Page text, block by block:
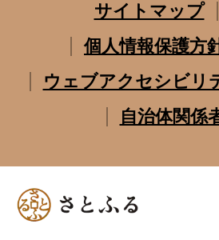
サイトマップ
個人情報保護方
ウェブアクセシビリ
自治体関係